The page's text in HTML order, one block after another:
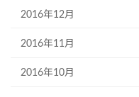
2016年12月
2016年11月
2016年10月